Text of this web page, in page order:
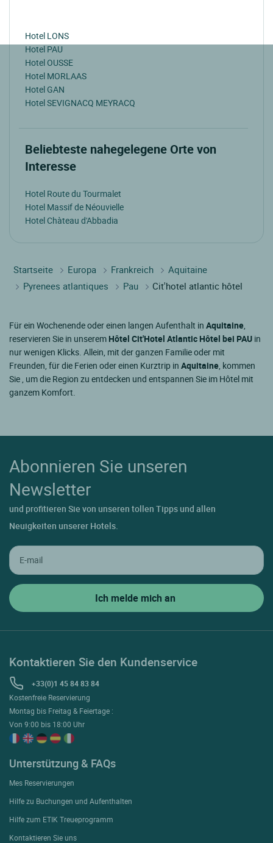
Hotel LONS
Hotel PAU
Hotel OUSSE
Hotel MORLAAS
Hotel GAN
Hotel SEVIGNACQ MEYRACQ
Beliebteste nahegelegene Orte von
Interesse
Hotel Route du Tourmalet
Hotel Massif de Néouvielle
Hotel Chàteau d'Abbadia
Startseite Europa Frankreich
Aquitaine
Pyrenees atlantiques
Pau Cit'hotel atlantic hôtel
Für ein Wochenende oder einen langen Aufenthalt in Aquitaine,
reservieren Sie in unserem Hôtel Cit'Hotel Atlantic Hôtel bei PAU in
nur wenigen Klicks. Allein, mit der ganzen Familie oder mit
Freunden, für die Ferien oder einen Kurztrip in Aquitaine, kommen
Sie , um die Region zu entdecken und entspannen Sie im Hôtel mit
ganzem Komfort.
Abonnieren Sie unseren
Newsletter
und profitieren Sie von unseren tollen Tipps und allen
Neuigkeiten unserer Hotels.
Kontaktieren Sie den Kundenservice
+33(0)1 45 84 83 84
Kostenfreie Reservierung
Montag bis Freitag & Feiertage :
Von 9:00 bis 18:00 Uhr
Unterstützung & FAQs
Mes Reservierungen
Hilfe zu Buchungen und Aufenthalten
Hilfe zum ETIK Treueprogramm
Kontaktieren Sie uns